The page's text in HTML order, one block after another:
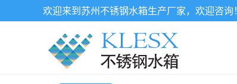
欢迎来到苏州不锈钢水箱生产厂家，欢迎咨询！